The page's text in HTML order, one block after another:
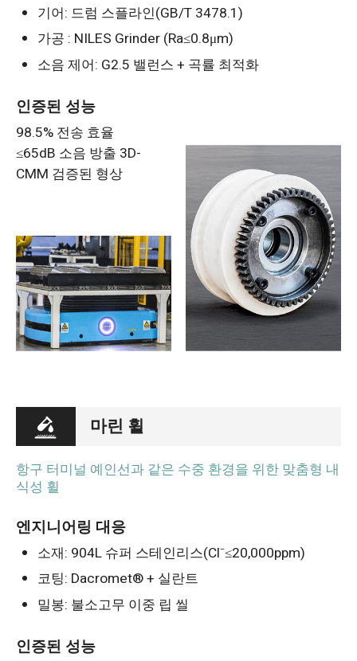
기어: 드럼 스플라인(GB/T 3478.1)
가공 : NILES Grinder (Ra≤0.8μm)
소음 제어: G2.5 밸런스 + 곡률 최적화
인증된 성능
98.5% 전송 효율
≤65dB 소음 방출 3D-
CMM 검증된 형상
마린 휠
항구 터미널 예인선과 같은 수중 환경을 위한 맞춤형 내
식성 휠
엔지니어링 대응
소재: 904L 슈퍼 스테인리스(Cl⁻≤20,000ppm)
코팅: Dacromet® + 실란트
밀봉: 불소고무 이중 립 씰
인증된 성능